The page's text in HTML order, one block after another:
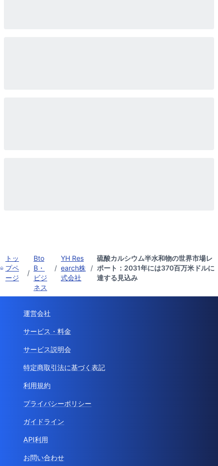
トッ
プペ
ージ
/
Bto
B・
ビジ
ネス
/
YH Res
earch株
式会社
/
硫酸カルシウム半水和物の世界市場レ
ポート：2031年には370百万米ドルに
達する見込み
運営会社
サービス・料金
サービス説明会
特定商取引法に基づく表記
利用規約
プライバシーポリシー
ガイドライン
API利用
お問い合わせ